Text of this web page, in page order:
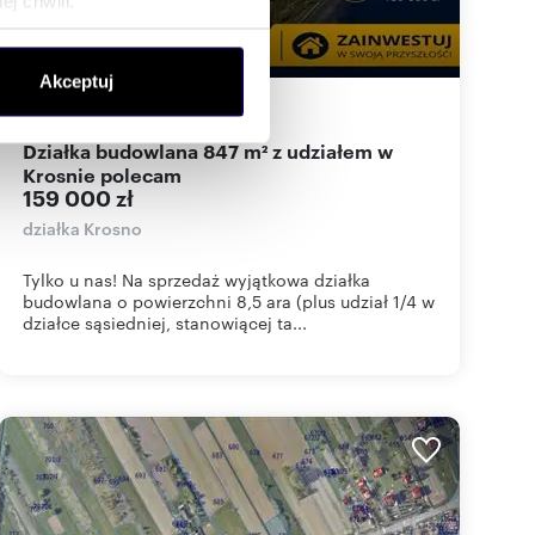
społecznościowym,
od Ciebie lub
Akceptuj
m zł/m
Działka budowlana 847 m² z udziałem w
Krosnie polecam
159 000 zł
działka Krosno
Tylko u nas! Na sprzedaż wyjątkowa działka
budowlana o powierzchni 8,5 ara (plus udział 1/4 w
działce sąsiedniej, stanowiącej ta...